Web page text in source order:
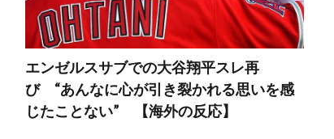
エンゼルスサブでの大谷翔平スレ再
び “あんなに心が引き裂かれる思いを感
じたことない” 【海外の反応】